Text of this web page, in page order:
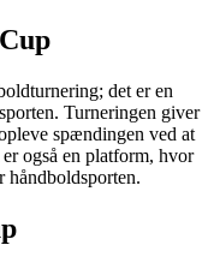
det er en
Turneringen giver
spændingen ved at
også en platform, hvor
håndboldsporten.